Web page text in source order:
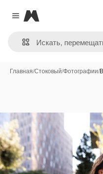
Close menu
Magnific
Главная/Стоковый/Фотографии/